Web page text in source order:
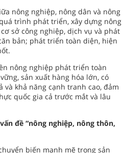
nông nghiệp, nông dân và nông
trình phát triển, xây dựng nông
sở công nghiệp, dịch vụ và phát
bản; phát triển toàn diện, hiện
nông nghiệp phát triển toàn
sản xuất hàng hóa lớn, có
và khả năng cạnh tranh cao, đảm
quốc gia cả trước mắt và lâu
đề “nông nghiệp, nông thôn,
biến mạnh mẽ trong sản